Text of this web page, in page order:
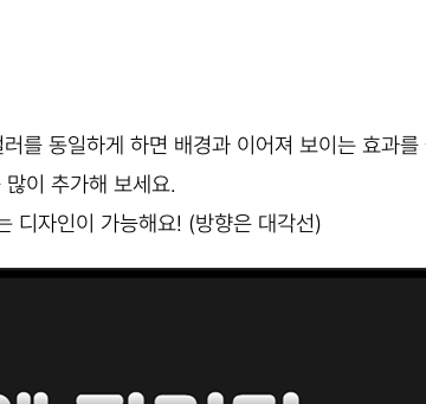
를 동일하게 하면 배경과 이어져 보이는 효과를
이 추가해 보세요.
디자인이 가능해요! (방향은 대각선)